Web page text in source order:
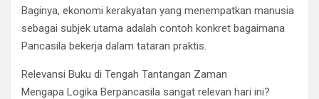
Baginya, ekonomi kerakyatan yang menempatkan manusia
sebagai subjek utama adalah contoh konkret bagaimana
Pancasila bekerja dalam tataran praktis.
Relevansi Buku di Tengah Tantangan Zaman
Mengapa Logika Berpancasila sangat relevan hari ini?